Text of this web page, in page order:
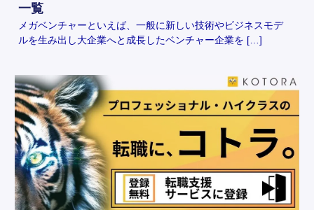
一覧
メガベンチャーといえば、一般に新しい技術やビジネスモデ
ルを生み出し大企業へと成長したベンチャー企業を […]